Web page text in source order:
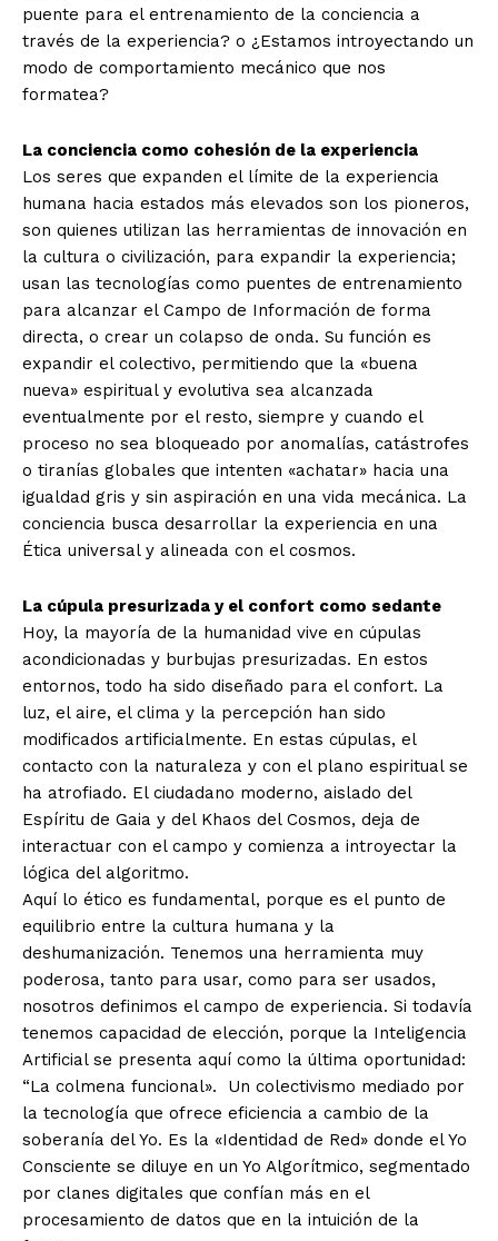
puente para el entrenamiento de la conciencia a
través de la experiencia? o ¿Estamos introyectando un
modo de comportamiento mecánico que nos
formatea?
La conciencia como cohesión de la experiencia
Los seres que expanden el límite de la experiencia
humana hacia estados más elevados son los pioneros,
son quienes utilizan las herramientas de innovación en
la cultura o civilización, para expandir la experiencia;
usan las tecnologías como puentes de entrenamiento
para alcanzar el Campo de Información de forma
directa, o crear un colapso de onda. Su función es
expandir el colectivo, permitiendo que la «buena
nueva» espiritual y evolutiva sea alcanzada
eventualmente por el resto, siempre y cuando el
proceso no sea bloqueado por anomalías, catástrofes
o tiranías globales que intenten «achatar» hacia una
igualdad gris y sin aspiración en una vida mecánica. La
conciencia busca desarrollar la experiencia en una
Ética universal y alineada con el cosmos.
La cúpula presurizada y el confort como sedante
Hoy, la mayoría de la humanidad vive en cúpulas
acondicionadas y burbujas presurizadas. En estos
entornos, todo ha sido diseñado para el confort. La
luz, el aire, el clima y la percepción han sido
modificados artificialmente. En estas cúpulas, el
contacto con la naturaleza y con el plano espiritual se
ha atrofiado. El ciudadano moderno, aislado del
Espíritu de Gaia y del Khaos del Cosmos, deja de
interactuar con el campo y comienza a introyectar la
lógica del algoritmo.
Aquí lo ético es fundamental, porque es el punto de
equilibrio entre la cultura humana y la
deshumanización. Tenemos una herramienta muy
poderosa, tanto para usar, como para ser usados,
nosotros definimos el campo de experiencia. Si todavía
tenemos capacidad de elección, porque la Inteligencia
Artificial se presenta aquí como la última oportunidad:
“La colmena funcional». Un colectivismo mediado por
la tecnología que ofrece eficiencia a cambio de la
soberanía del Yo. Es la «Identidad de Red» donde el Yo
Consciente se diluye en un Yo Algorítmico, segmentado
por clanes digitales que confían más en el
procesamiento de datos que en la intuición de la